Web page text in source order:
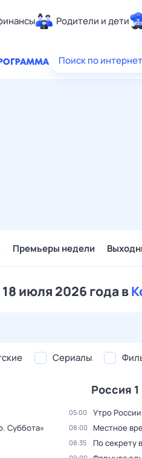
Родители и дети
Здоровье
Поиск по
Премьеры недели
июля 2026 года в
Сериалы
Суббота»
Россия 1
05:00 Утро
08:00 Местное
08:35 По секрету